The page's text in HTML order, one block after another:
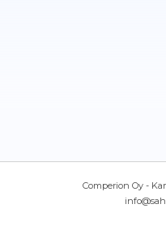
Comperion Oy -